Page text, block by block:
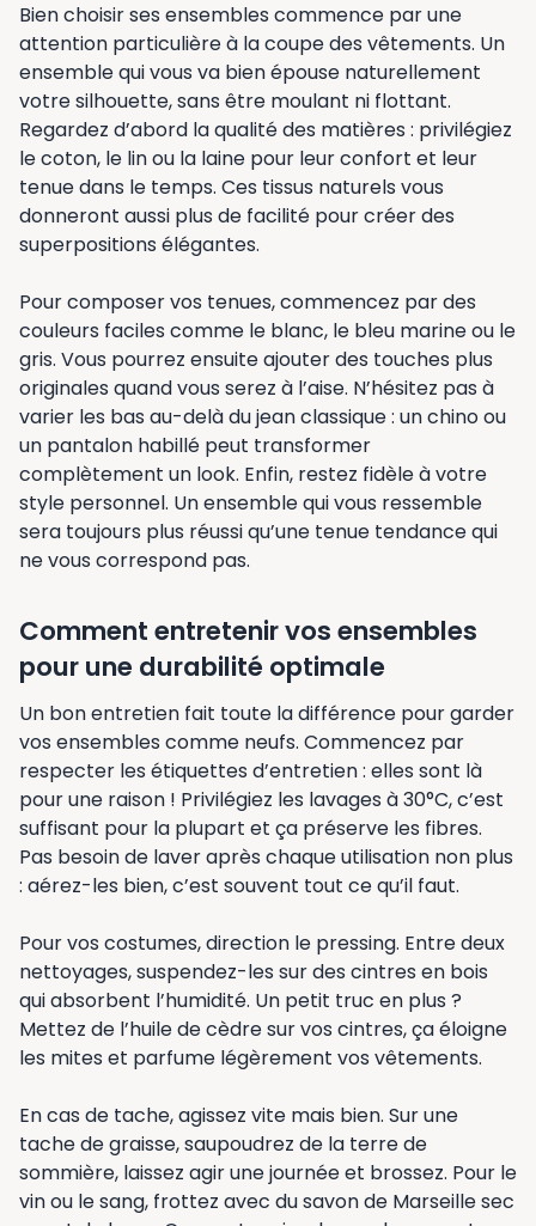
Bien choisir ses ensembles commence par une
attention particulière à la coupe des vêtements. Un
ensemble qui vous va bien épouse naturellement
votre silhouette, sans être moulant ni flottant.
Regardez d’abord la qualité des matières : privilégiez
le coton, le lin ou la laine pour leur confort et leur
tenue dans le temps. Ces tissus naturels vous
donneront aussi plus de facilité pour créer des
superpositions élégantes.
Pour composer vos tenues, commencez par des
couleurs faciles comme le blanc, le bleu marine ou le
gris. Vous pourrez ensuite ajouter des touches plus
originales quand vous serez à l’aise. N’hésitez pas à
varier les bas au-delà du jean classique : un chino ou
un pantalon habillé peut transformer
complètement un look. Enfin, restez fidèle à votre
style personnel. Un ensemble qui vous ressemble
sera toujours plus réussi qu’une tenue tendance qui
ne vous correspond pas.
Comment entretenir vos ensembles
pour une durabilité optimale
Un bon entretien fait toute la différence pour garder
vos ensembles comme neufs. Commencez par
respecter les étiquettes d’entretien : elles sont là
pour une raison ! Privilégiez les lavages à 30°C, c’est
suffisant pour la plupart et ça préserve les fibres.
Pas besoin de laver après chaque utilisation non plus
: aérez-les bien, c’est souvent tout ce qu’il faut.
Pour vos costumes, direction le pressing. Entre deux
nettoyages, suspendez-les sur des cintres en bois
qui absorbent l’humidité. Un petit truc en plus ?
Mettez de l’huile de cèdre sur vos cintres, ça éloigne
les mites et parfume légèrement vos vêtements.
En cas de tache, agissez vite mais bien. Sur une
tache de graisse, saupoudrez de la terre de
sommière, laissez agir une journée et brossez. Pour le
vin ou le sang, frottez avec du savon de Marseille sec